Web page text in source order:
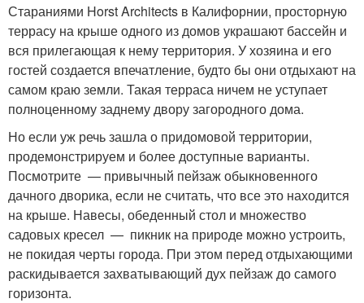
Стараниями Horst Architects в Калифорнии, просторную
террасу на крыше одного из домов украшают бассейн и
вся прилегающая к нему территория. У хозяина и его
гостей создается впечатление, будто бы они отдыхают на
самом краю земли. Такая терраса ничем не уступает
полноценному заднему двору загородного дома.
Но если уж речь зашла о придомовой территории,
продемонстрируем и более доступные варианты.
Посмотрите — привычный пейзаж обыкновенного
дачного дворика, если не считать, что все это находится
на крыше. Навесы, обеденный стол и множество
садовых кресел — пикник на природе можно устроить,
не покидая черты города. При этом перед отдыхающими
раскидывается захватывающий дух пейзаж до самого
горизонта.